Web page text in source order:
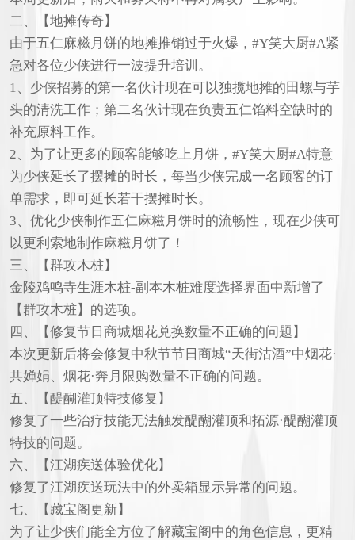
二、【地摊传奇】
由于五仁麻糍月饼的地摊推销过于火爆，#Y笑大厨#A紧
急对各位少侠进行一波提升培训。
1、少侠招募的第一名伙计现在可以独揽地摊的田螺与芋
头的清洗工作；第二名伙计现在负责五仁馅料空缺时的
补充原料工作。
2、为了让更多的顾客能够吃上月饼，#Y笑大厨#A特意
为少侠延长了摆摊的时长，每当少侠完成一名顾客的订
单需求，即可延长若干摆摊时长。
3、优化少侠制作五仁麻糍月饼时的流畅性，现在少侠可
以更利索地制作麻糍月饼了！
三、【群攻木桩】
金陵鸡鸣寺生涯木桩-副本木桩难度选择界面中新增了
【群攻木桩】的选项。
四、【修复节日商城烟花兑换数量不正确的问题】
本次更新后将会修复中秋节节日商城“天街沽酒”中烟花·
共婵娟、烟花·奔月限购数量不正确的问题。
五、【醍醐灌顶特技修复】
修复了一些治疗技能无法触发醍醐灌顶和拓源·醍醐灌顶
特技的问题。
六、【江湖疾送体验优化】
修复了江湖疾送玩法中的外卖箱显示异常的问题。
七、【藏宝阁更新】
为了让少侠们能全方位了解藏宝阁中的角色信息，更精